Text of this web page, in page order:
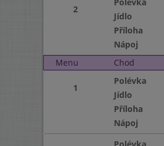
2
Jídlo
Příloha
Nápoj
Menu
Chod
1
Polévka
Jídlo
Příloha
Nápoj